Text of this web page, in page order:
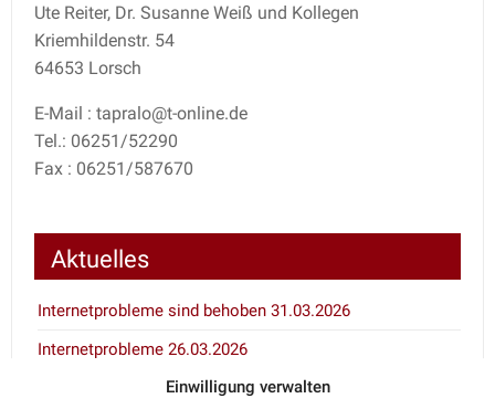
Einwilligung verwalten
Ute Reiter, Dr. Susanne Weiß und Kollegen
Kriemhildenstr. 54
64653 Lorsch
E-Mail : tapralo@t-online.de
Tel.: 06251/52290
Fax : 06251/587670
Aktuelles
Internetprobleme sind behoben 31.03.2026
Internetprobleme 26.03.2026
Inventur 7.1. und 8.1.2026